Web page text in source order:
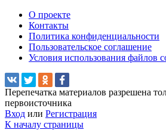
О проекте
Контакты
Политика конфиденциальности
Пользовательское соглашение
Условия использования файлов
Перепечатка материалов разрешена
первоисточника
Вход или Регистрация
К началу страницы